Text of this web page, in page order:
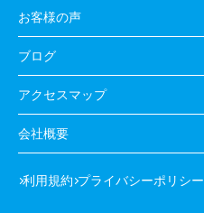
お客様の声
ブログ
アクセスマップ
会社概要
利用規約 プライバシーポリシー